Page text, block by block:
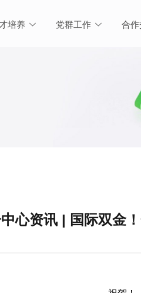
培养 党群工作 合
心资讯 | 国际双金